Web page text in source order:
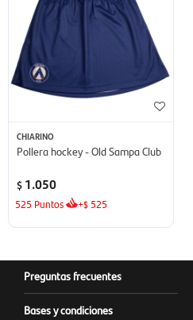
CHIARINO
Pollera hockey - Old Sampa Club
$ 1.050
525 Puntos +$ 525
Preguntas frecuentes
Bases y condiciones